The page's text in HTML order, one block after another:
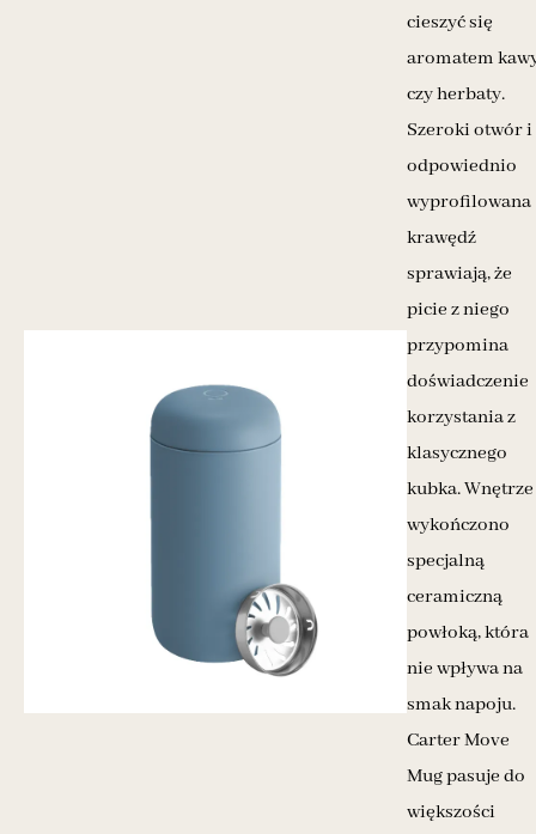
cieszyć się
aromatem
czy herbaty.
Szeroki otwór i
odpowiednio
wyprofilowana
krawędź
sprawiają, że
picie z niego
przypomina
doświadczenie
korzystania z
klasycznego
kubka. Wnętrze
wykończono
specjalną
ceramiczną
powłoką, która
nie wpływa na
smak napoju.
Carter Move
Mug pasuje do
większości